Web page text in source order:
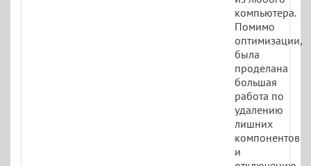
компьютера.
Помимо
оптимизации,
была
проделана
большая
работа по
удалению
лишних
компонентов
и